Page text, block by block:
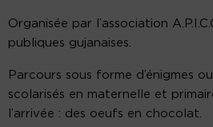
Organisée par l’association
publiques gujanaises.
Parcours sous forme d’énigmes
scolarisés en maternelle et
l’arrivée : des oeufs en chocolat.